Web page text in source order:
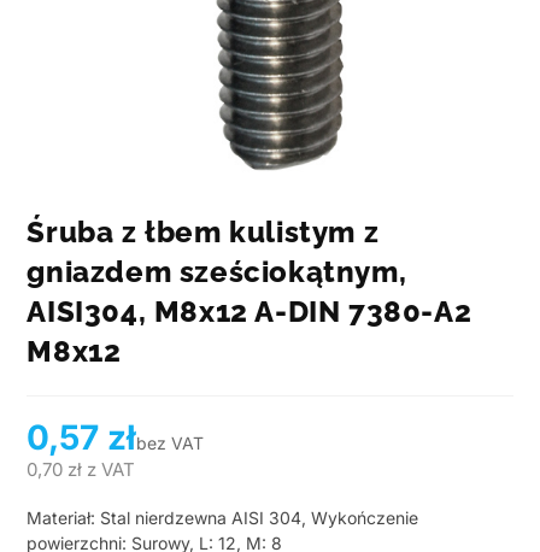
Śruba z łbem kulistym z
gniazdem sześciokątnym,
AISI304, M8x12 A-DIN 7380-A2
M8x12
0,57 złbez VAT
0,70 zł z VAT
Materiał: Stal nierdzewna AISI 304, Wykończenie
powierzchni: Surowy, L: 12, M: 8